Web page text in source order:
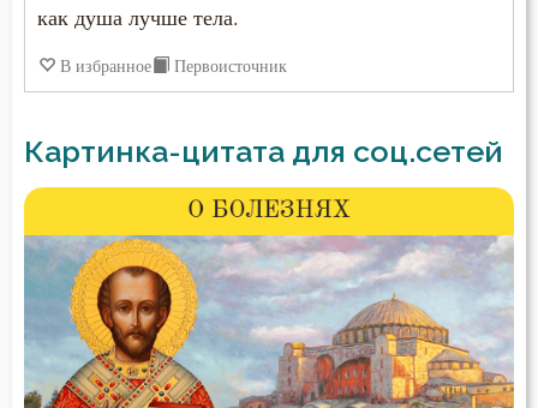
как душа лучше тела.
В избранное Первоисточник
Картинка-цитата для соц.сетей